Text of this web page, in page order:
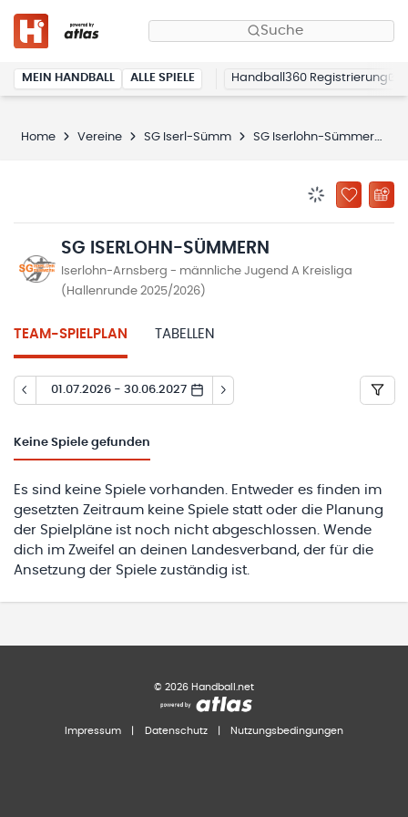
Suche
MEIN HANDBALL ALLE SPIELE Handball360 Registrierung
Home Vereine SG Iserl-Sümm SG Iserlohn-Sümmern
ZU
SG ISERLOHN-SÜMMERN
Iserlohn-Arnsberg - männliche Jugend A Kreisliga
(Hallenrunde 2025/2026)
TEAM-SPIELPLAN TABELLEN
01.07.2026 - 30.06.2027
Keine Spiele gefunden
Es sind keine Spiele vorhanden. Entweder es finden im
gesetzten Zeitraum keine Spiele statt oder die Planung
der Spielpläne ist noch nicht abgeschlossen. Wende
dich im Zweifel an deinen Landesverband, der für die
Ansetzung der Spiele zuständig ist.
© 2026 Handball.net
Impressum Datenschutz Nutzungsbedingungen